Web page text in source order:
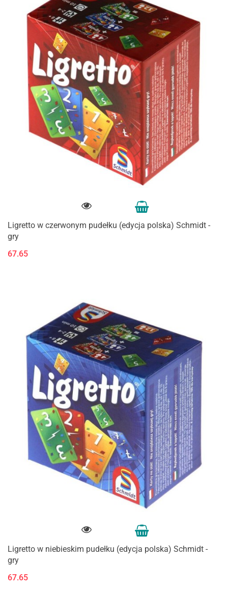
Ligretto w czerwonym pudełku (edycja polska) Schmidt -
gry
67.65
Ligretto w niebieskim pudełku (edycja polska) Schmidt -
gry
67.65